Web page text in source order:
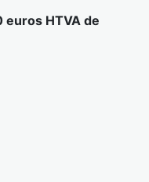
HTVA de